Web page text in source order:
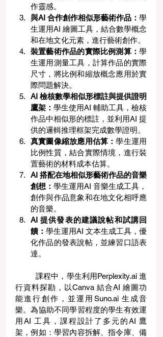
作靈感。
與AI 合作創作相似形藝術作品： 學
生運用AI 繪圖工具，結合數學概念
和在地文化元素，進行藝術創作。
裝置藝術作品的實際比例測算： 學
生運用測量工具，計算作品的實際
尺寸，將比例和縮放概念應用於實
際問題解決。
AI 檢核數學相似形標註與提供證明
鷹架： 學生使用AI 輔助工具，檢核
作品中相似形的標註，並利用AI 提
供的邏輯推理框架完成數學證明。
真實圖像縮放應用估算：學生運用
比例性質，結合實際情境，進行裝
置藝術的材料成本估算。
AI 搭配在地相似形藝術作品的音樂
創想： 學生運用AI 音樂生成工具，
創作與作品意象和在地文化相呼應
的音樂。
AI 提供發表的建議說帖和試講回
饋： 學生運用AI 文本生成工具，優
化作品的發表說帖，並練習口語表
達。
	課程中，學生利用Perplexity.ai 進
行資料探勘，以Canva 結合AI 繪圖功
能進行創作，並運用Suno.ai 生成音
樂。為協助不同學習程度的學生有效運
用AI 工具，課程設計了多元的AI 鷹
架，例如：學習內容拆解、指令庫、備